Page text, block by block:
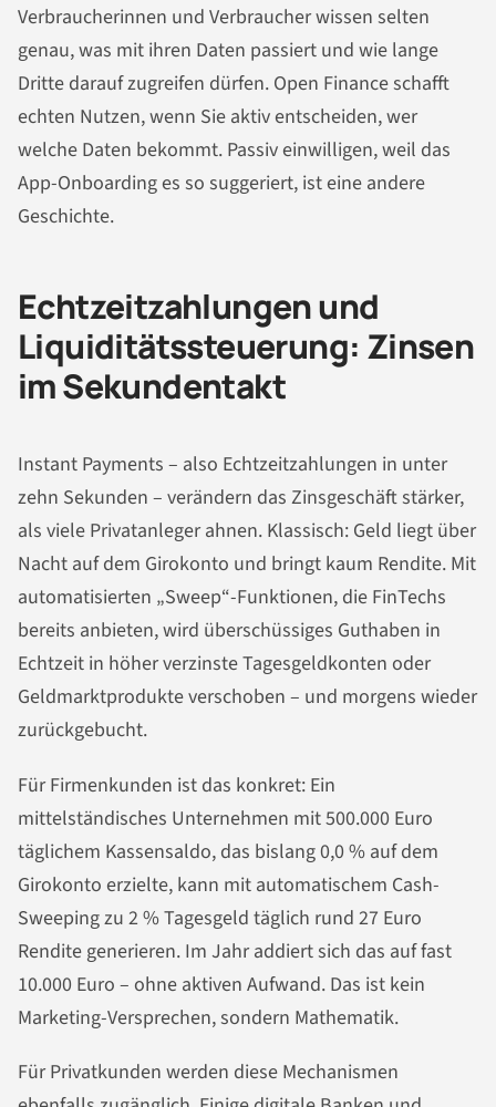
Verbraucherinnen und Verbraucher wissen selten
genau, was mit ihren Daten passiert und wie lange
Dritte darauf zugreifen dürfen. Open Finance schafft
echten Nutzen, wenn Sie aktiv entscheiden, wer
welche Daten bekommt. Passiv einwilligen, weil das
App-Onboarding es so suggeriert, ist eine andere
Geschichte.
Echtzeitzahlungen und
Liquiditätssteuerung: Zinsen
im Sekundentakt
Instant Payments – also Echtzeitzahlungen in unter
zehn Sekunden – verändern das Zinsgeschäft stärker,
als viele Privatanleger ahnen. Klassisch: Geld liegt über
Nacht auf dem Girokonto und bringt kaum Rendite. Mit
automatisierten „Sweep“-Funktionen, die FinTechs
bereits anbieten, wird überschüssiges Guthaben in
Echtzeit in höher verzinste Tagesgeldkonten oder
Geldmarktprodukte verschoben – und morgens wieder
zurückgebucht.
Für Firmenkunden ist das konkret: Ein
mittelständisches Unternehmen mit 500.000 Euro
täglichem Kassensaldo, das bislang 0,0 % auf dem
Girokonto erzielte, kann mit automatischem Cash-
Sweeping zu 2 % Tagesgeld täglich rund 27 Euro
Rendite generieren. Im Jahr addiert sich das auf fast
10.000 Euro – ohne aktiven Aufwand. Das ist kein
Marketing-Versprechen, sondern Mathematik.
Für Privatkunden werden diese Mechanismen